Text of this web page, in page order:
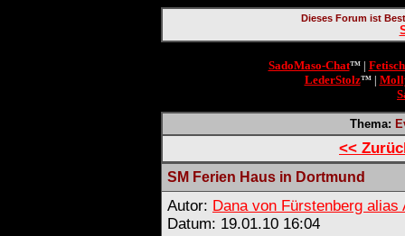
Dieses Forum ist
SadoMaso-Chat™ |
LederStolz™ |
Thema:
<<
SM Ferien Haus in Dortmund
Autor: Dana von Fürstenberg alias
Datum: 19.01.10 16:04